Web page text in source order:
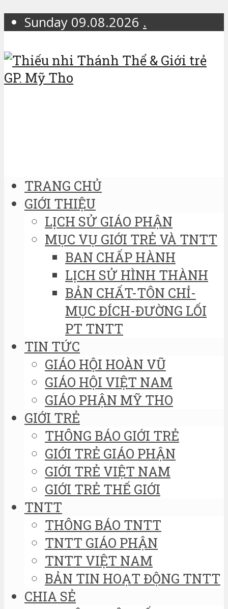
Sunday 09.08.2026 .
TRANG CHỦ
GIỚI THIỆU
LỊCH SỬ GIÁO PHẬN
MỤC VỤ GIỚI TRẺ VÀ TNTT
BAN CHẤP HÀNH
LỊCH SỬ HÌNH THÀNH
BẢN CHẤT-TÔN CHỈ-
MỤC ĐÍCH-ĐƯỜNG LỐI
PT TNTT
TIN TỨC
GIÁO HỘI HOÀN VŨ
GIÁO HỘI VIỆT NAM
GIÁO PHẬN MỸ THO
GIỚI TRẺ
THÔNG BÁO GIỚI TRẺ
GIỚI TRẺ GIÁO PHẬN
GIỚI TRẺ VIỆT NAM
GIỚI TRẺ THẾ GIỚI
TNTT
THÔNG BÁO TNTT
TNTT GIÁO PHẬN
TNTT VIỆT NAM
BẢN TIN HOẠT ĐỘNG TNTT
CHIA SẺ